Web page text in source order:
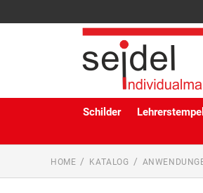
Schilder Lehrerstempel
HOME KATALOG